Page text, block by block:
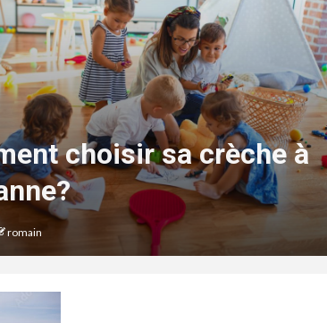
choisir sa crèche à
romain